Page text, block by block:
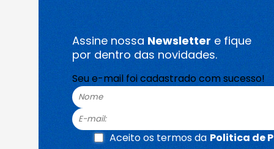
Assine nossa Newsletter e fique
por dentro das novidades.
Seu e-mail foi cadastrado com sucesso!
Aceito os termos da Politica de